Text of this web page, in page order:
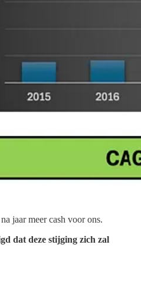
jaar meer cash voor ons.
dat deze stijging zich zal